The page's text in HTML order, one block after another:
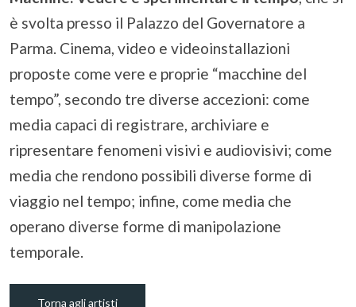
è svolta presso il Palazzo del Governatore a
Parma. Cinema, video e videoinstallazioni
proposte come vere e proprie “macchine del
tempo”, secondo tre diverse accezioni: come
media capaci di registrare, archiviare e
ripresentare fenomeni visivi e audiovisivi; come
media che rendono possibili diverse forme di
viaggio nel tempo; infine, come media che
operano diverse forme di manipolazione
temporale.
Torna agli artisti